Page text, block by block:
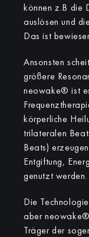
können z.B die
auslösen und
Das ist
Ansonsten
größere
neowake® ist
körperliche
trilateralen
Beats)
Entgiftung,
genutzt werden.
Die
aber
Träger der